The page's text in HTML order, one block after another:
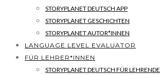
STORYPLANET DEUTSCH APP
STORYPLANET GESCHICHTEN
STORYPLANET AUTOR*INNEN
LANGUAGE LEVEL EVALUATOR
FÜR LEHRER*INNEN
STORYPLANET DEUTSCH FÜR LEHRENDE